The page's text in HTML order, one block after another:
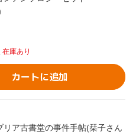
在庫あり
カートに追加
リア古書堂の事件手帖(栞子さん